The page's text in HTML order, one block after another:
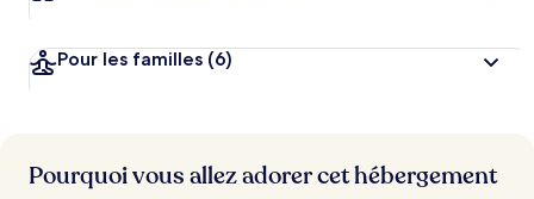
Pour les familles (6)
Pourquoi vous allez adorer cet hébergement